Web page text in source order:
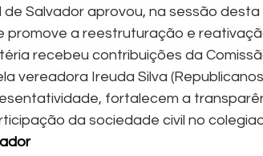
de Salvador aprovou, na sessão
promove a reestruturação e
recebeu contribuições da
vereadora Ireuda Silva
fortalecem a
da sociedade civil no